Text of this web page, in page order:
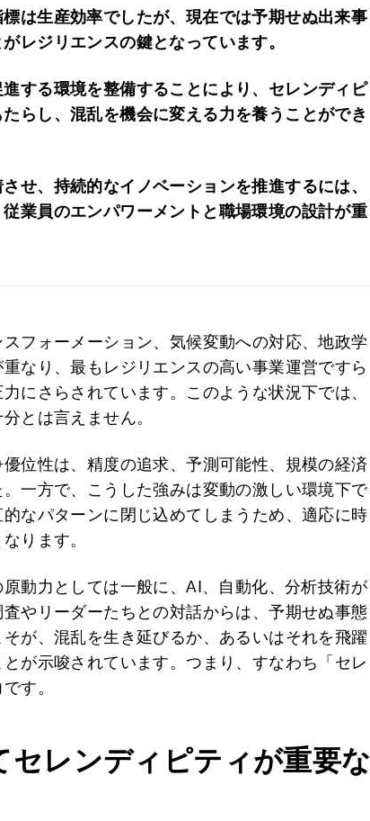
は生産効率でしたが、現在では予期せぬ出来事
レジリエンスの鍵となっています。
する環境を整備することにより、セレンディピ
らし、混乱を機会に変える力を養うことができ
せ、持続的なイノベーションを推進するには、
業員のエンパワーメントと職場環境の設計が重
フォーメーション、気候変動への対応、地政学
なり、最もレジリエンスの高い事業運営ですら
にさらされています。このような状況下では、
とは言えません。
位性は、精度の追求、予測可能性、規模の経済
一方で、こうした強みは変動の激しい環境下で
なパターンに閉じ込めてしまうため、適応に時
ります。
動力としては一般に、AI、自動化、分析技術が
やリーダーたちとの対話からは、予期せぬ事態
が、混乱を生き延びるか、あるいはそれを飛躍
が示唆されています。つまり、すなわち「セレ
す。
セレンディピティが重要な